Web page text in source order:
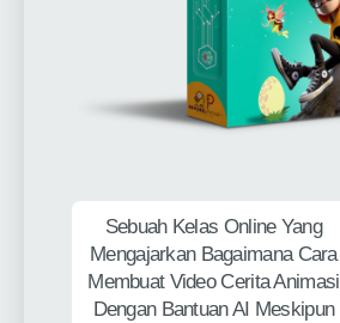
Sebuah Kelas Online Yang
Mengajarkan Bagaimana Cara
Membuat Video Cerita Animasi
Dengan Bantuan AI Meskipun